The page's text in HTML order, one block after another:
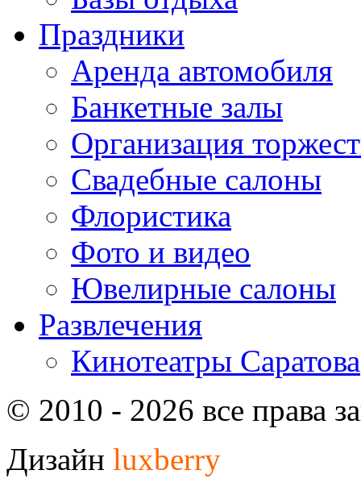
Праздники
Аренда автомобиля
Банкетные залы
Организация
Свадебные салоны
Флористика
Фото и видео
Ювелирные салоны
Развлечения
Кинотеатры Саратова
© 2010 - 2026 все права
Дизайн luxberry